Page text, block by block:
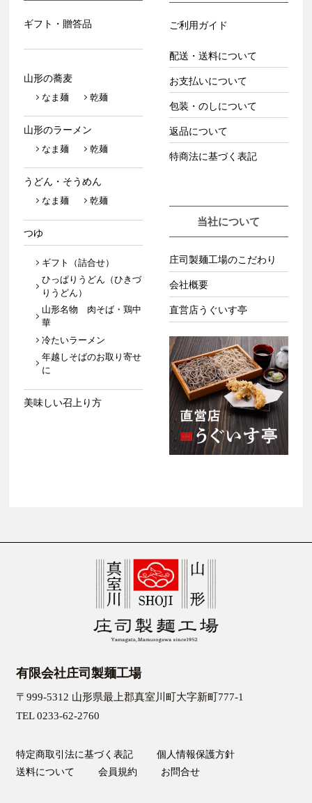
ギフト・贈答品
山形の蕎麦
なま麺
乾麺
山形のラーメン
なま麺
乾麺
うどん・そうめん
なま麺
乾麺
つゆ
ギフト（詰合せ）
ひっぱりうどん（ひきづ
りうどん）
山形名物 肉そば・鶏中
華
冷たいラーメン
年越しそばのお取り寄せ
に
美味しい召上り方
ご利用ガイド
配送・送料について
お支払いについて
包装・のしについて
返品について
特商法に基づく表記
当社について
庄司製麺工場のこだわり
会社概要
直営店うぐいす亭
有限会社庄司製麺工場
〒999-5312 山形県最上郡真室川町大字新町777-1
TEL 0233-62-2760
特定商取引法に基づく表記
個人情報保護方針
送料について
会員規約 お問合せ